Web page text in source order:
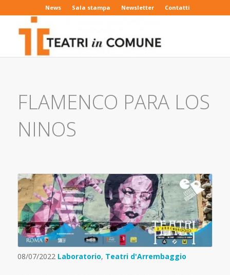
News Sala stampa Newsletter Contatti
FLAMENCO PARA LOS
NINOS
08/07/2022 Laboratorio, Teatri d'Arrembaggio